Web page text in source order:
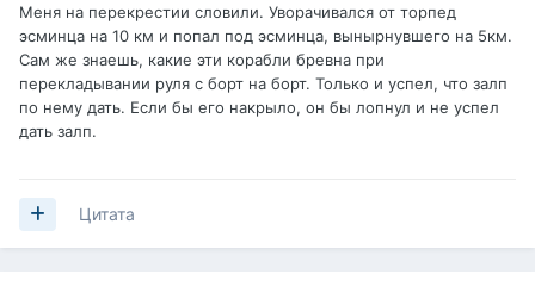
Меня на перекрестии словили. Уворачивался от торпед
эсминца на 10 км и попал под эсминца, вынырнувшего на 5км.
Сам же знаешь, какие эти корабли бревна при
перекладывании руля с борт на борт. Только и успел, что залп
по нему дать. Если бы его накрыло, он бы лопнул и не успел
дать залп.
Цитата